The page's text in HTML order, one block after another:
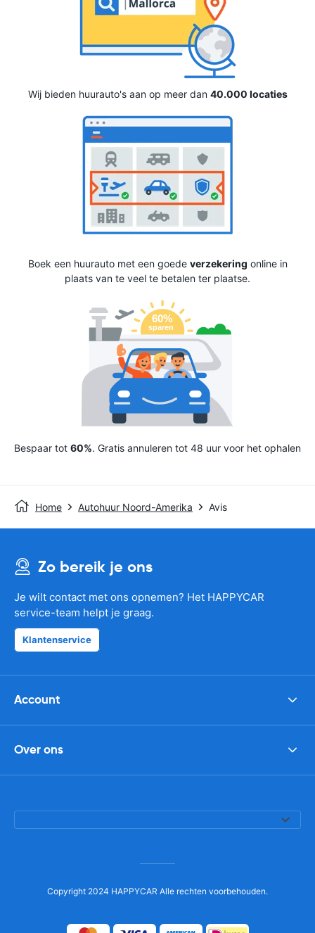
Wij bieden huurauto's aan op meer dan 40.000 locaties
Boek een huurauto met een goede verzekering online in
plaats van te veel te betalen ter plaatse.
Bespaar tot 60%. Gratis annuleren tot 48 uur voor het ophalen
Home Autohuur Noord-Amerika Avis
Zo bereik je ons
Je wilt contact met ons opnemen? Het HAPPYCAR
service-team helpt je graag.
Klantenservice
Account
Over ons
Copyright 2024 HAPPYCAR Alle rechten voorbehouden.